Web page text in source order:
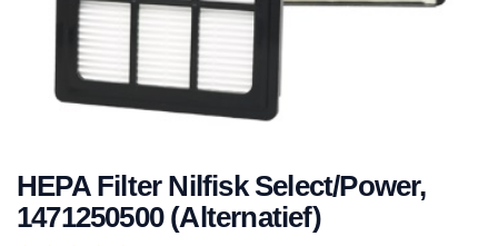
HEPA Filter Nilfisk Select/Power,
1471250500 (Alternatief)